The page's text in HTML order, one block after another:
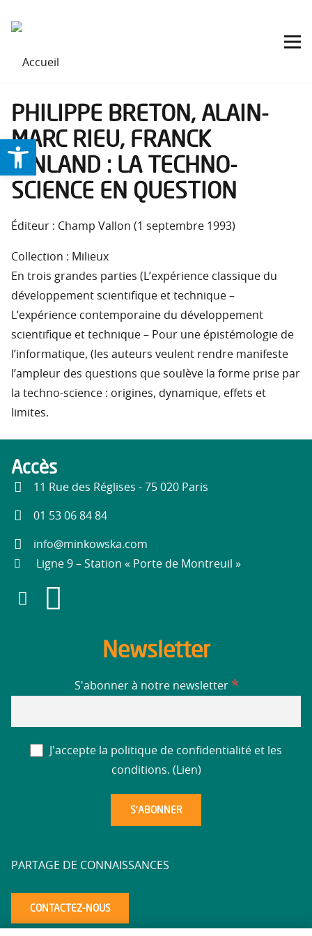
PHILIPPE BRETON, ALAIN-
MARC RIEU, FRANCK
TINLAND : LA TECHNO-
SCIENCE EN QUESTION
Éditeur : Champ Vallon (1 septembre 1993)
Collection : Milieux
En trois grandes parties (L’expérience classique du
développement scientifique et technique –
L’expérience contemporaine du développement
scientifique et technique – Pour une épistémologie de
l’informatique, (les auteurs veulent rendre manifeste
l’ampleur des questions que soulève la forme prise par
la techno-science : origines, dynamique, effets et
limites.
Accès
11 Rue des Réglises - 75 020 Paris
01 53 06 84 84
info@minkowska.com
Ligne 9 – Station « Porte de Montreuil »
Newsletter
S'abonner à notre newsletter *
J'accepte la politique de confidentialité et les
conditions. ( Lien)
PARTAGE DE CONNAISSANCES
CONTACTEZ-NOUS
Ouvrir la barre d’outils